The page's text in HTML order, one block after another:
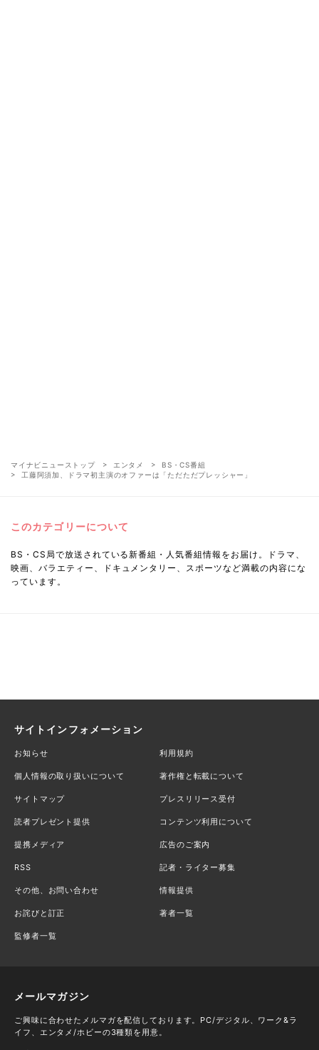
マイナビニューストップ エンタメ
BS・CS番組
工藤阿須加、ドラマ初主演のオファーは「ただただプレッシャー」
このカテゴリーについて
BS・CS局で放送されている新番組・人気番組情報をお届け。ドラマ、
映画、バラエティー、ドキュメンタリー、スポーツなど満載の内容にな
っています。
サイトインフォメーション
お知らせ 利用規約
個人情報の取り扱いについて 著作権と転載について
サイトマップ プレスリリース受付
読者プレゼント提供 コンテンツ利用について
提携メディア 広告のご案内
RSS 記者・ライター募集
その他、お問い合わせ 情報提供
お詫びと訂正 著者一覧
監修者一覧
メールマガジン
ご興味に合わせたメルマガを配信しております。PC/デジタル、ワーク&ラ
イフ、エンタメ/ホビーの3種類を用意。